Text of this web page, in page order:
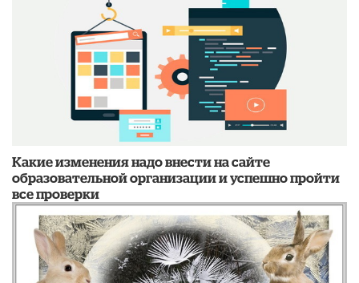
Какие изменения надо внести на сайте
образовательной организации и успешно пройти
все проверки